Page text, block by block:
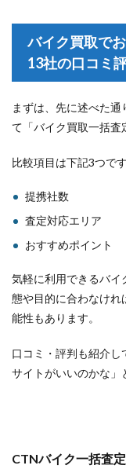
バイク買取で
13社の口コミ
まずは、先に述べた通
て「バイク買取一括査
比較項目は下記3つです
提携社数
査定対応エリア
おすすめポイント
気軽に利用できるバイ
態や目的に合わなけれ
能性もあります。
口コミ・評判も紹介
サイトがいいのかな」
CTNバイク一括査